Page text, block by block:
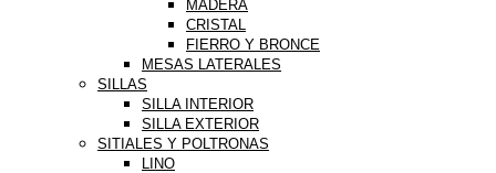
MADERA
CRISTAL
FIERRO Y BRONCE
MESAS LATERALES
SILLAS
SILLA INTERIOR
SILLA EXTERIOR
SITIALES Y POLTRONAS
LINO